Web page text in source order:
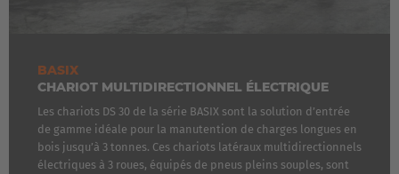
BASIX
CHARIOT MULTIDIRECTIONNEL ÉLECTRIQUE
Les chariots DS 30 de la série BASIX sont la solution d’entrée
de gamme idéale pour la manutention de charges longues en
bois jusqu’à 3 tonnes. Ces chariots latéraux multidirectionnels
électriques à 3 roues, équipés de pneus pleins souples, sont